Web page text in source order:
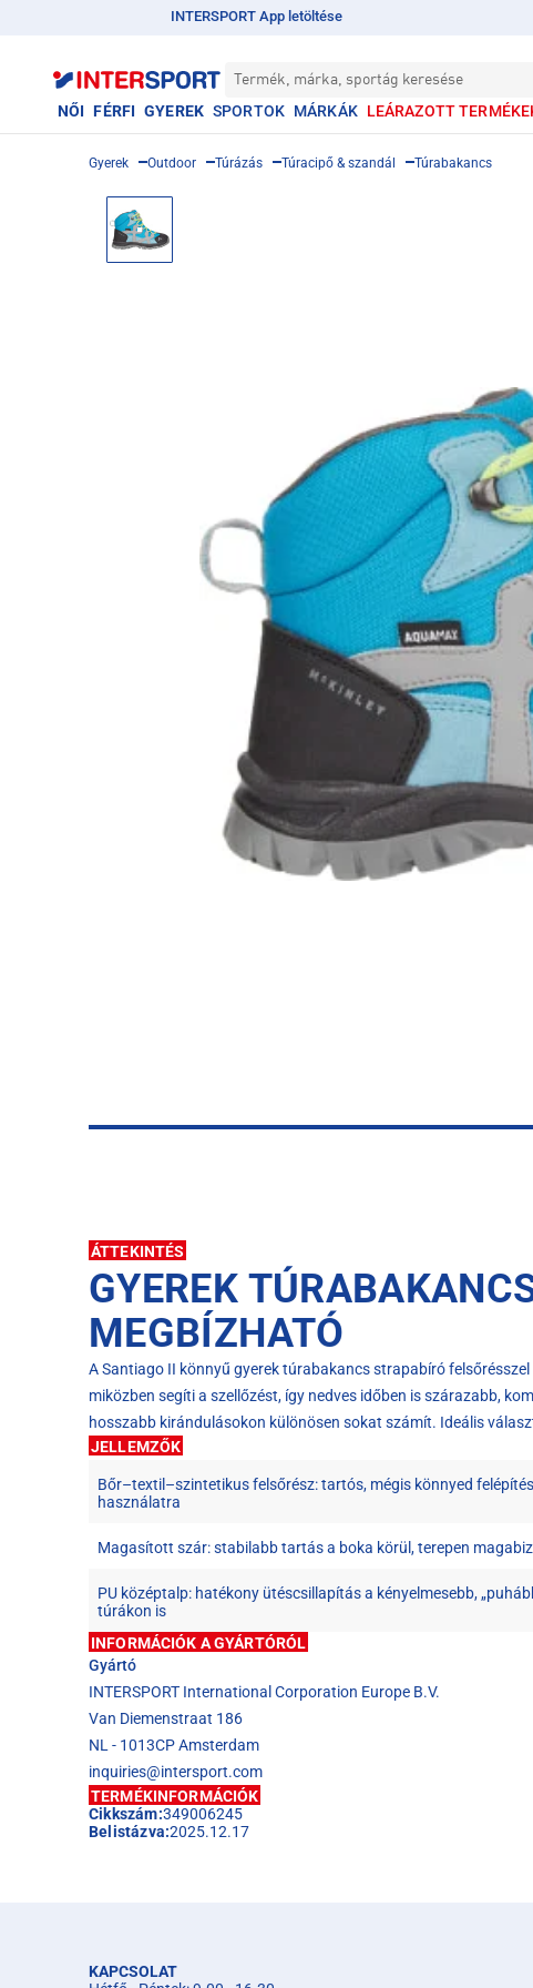
INTERSPORT App letöltése
Termék, márka, sportág keresése
NŐI FÉRFI GYEREK SPORTOK MÁRKÁK LEÁRAZOTT
Gyerek Outdoor Túrázás Túracipő & szandál Túrabakancs
ÁTTEKINTÉS
GYEREK
MEGBÍZHATÓ
A Santiago II könnyű gyerek túrabakancs strapabíró
miközben segíti a szellőzést, így nedves időben is szárazabb,
hosszabb kirándulásokon különösen sokat számít. Ideális
JELLEMZŐK
Bőr–textil–szintetikus felsőrész: tartós, mégis könnyed
használatra
Magasított szár: stabilabb tartás a boka körül, terepen
PU középtalp: hatékony ütéscsillapítás a kényelmesebb,
túrákon is
INFORMÁCIÓK A GYÁRTÓRÓL
Gyártó
INTERSPORT International Corporation Europe B.V.
Van Diemenstraat 186
NL - 1013CP Amsterdam
inquiries@intersport.com
TERMÉKINFORMÁCIÓK
Cikkszám:349006245
Belistázva:2025.12.17
KAPCSOLAT